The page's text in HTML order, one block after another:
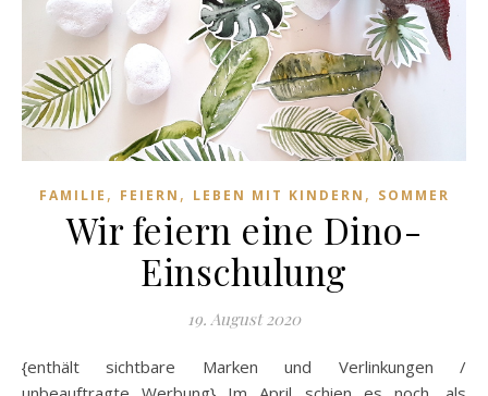
FAMILIE , FEIERN , LEBEN MIT KINDERN , SOMMER
Wir feiern eine Dino-
Einschulung
19. August 2020
{enthält sichtbare Marken und Verlinkungen /